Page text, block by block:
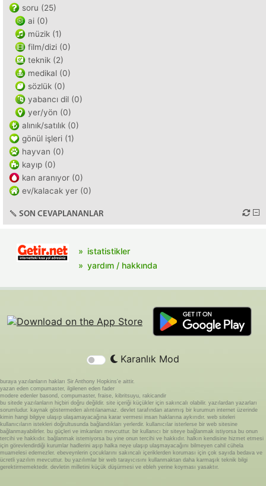
soru (25)
ai (0)
müzik (1)
film/dizi (0)
teknik (2)
medikal (0)
sözlük (0)
yabancı dil (0)
yer/yön (0)
alınık/satılık (0)
gönül işleri (1)
hayvan (0)
kayıp (0)
kan aranıyor (0)
ev/kalacak yer (0)
SON CEVAPLANANLAR
istatistikler
yardım / hakkında
Karanlık Mod
buraya yazılanların hakları Sir Anthony Hopkins'e aittir.
yazan eden compumaster, ilgilenen eden fader
modere edenler basond, compumaster, fraise, kibritsuyu, rakicandir
bu sitede yazılanların hiçbiri doğru değildir. site içeriği küçükler için sakıncalı olabilir. yazılardan yazarları
sorumludur. kaynak göstermeden alıntılanamaz. devlet tarafından atanmış bir kurumun internet üzerinde
kimin hangi bilgiye ulaşıp ulaşamayacağına karar vermesi insan haklarına aykırıdır. web siteleri
kullanıcıların istekleri doğrultusunda bağlandıkları yerlerdir. kullanıcılar isterlerse bir web sitesine
bağlanmayabilirler. bu güçleri ve imkanları mevcuttur. bir kullanıcı bir siteye bağlanmak istiyorsa bu onun
tercihi ve hakkıdır. bağlanmak istemiyorsa bu yine onun tercihi ve hakkıdır. halkın kendisine hizmet etmesi
için görevlendirdiği kurumlar hadlerini aşıp halka neye ulaşıp ulaşmayacağını bilmeyen cahil cühela
muamelesi edemezler. ebeveynlerin çocuklarını sakıncalı içeriklerden koruması için çok sayıda bedava ve
ücretli yazılım mevcuttur. bu yazılımlar bir web tarayıcısını kullanmaktan daha karmaşık teknik bilgi
gerektirmemektedir. devletin milletini küçük düşürmesi ve ebleh yerine koyması yasaktır.